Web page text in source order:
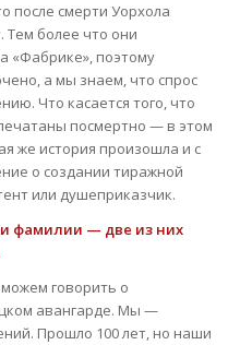
после смерти Уорхола
Тем более что они
«Фабрике», поэтому
а мы знаем, что спрос
Что касается того, что
посмертно — в этом
же история произошла и с
о создании тиражной
или душеприказчик.
фамилии — две из них
говорить о
авангарде. Мы —
Прошло 100 лет, но наши